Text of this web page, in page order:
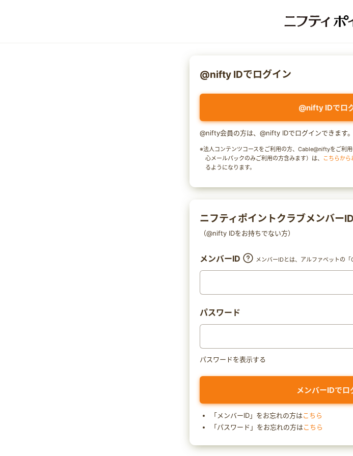
@nifty IDでログイン
@nifty IDでロ
@nifty会員の方は、@nifty IDでログインできます。
※法人コンテンツコースをご利用の方、Cable@niftyをご利
心メールパックのみご利用の方含みます）は、
こちらから
るようになります。
ニフティポイントクラブメンバー
（@nifty IDをお持ちでない方）
メンバーID メンバーIDとは、アルファベットの「
パスワード
パスワードを表示する
「メンバーID」をお忘れの方はこちら
「パスワード」をお忘れの方はこちら